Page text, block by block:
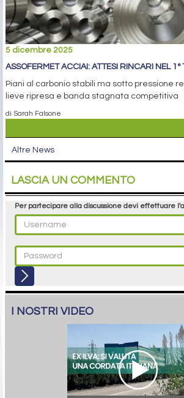
5 dicembre 2025
ASSOFERMET ACCIAI: ATTESI RINCARI NEL
Piani al carbonio stabili ma sotto pressione
lieve ripresa e banda stagnata competitiva
di Sarah Falsone
Altre News
LASCIA UN COMMENTO
Per partecipare alla discussione devi effettuare
I NOSTRI VIDEO